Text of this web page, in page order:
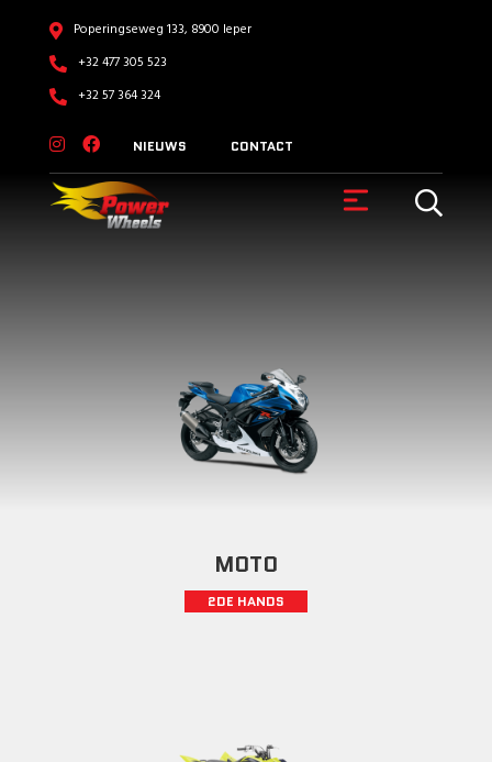
Poperingseweg 133, 8900 Ieper
+32 477 305 523
+32 57 364 324
NIEUWS CONTACT
MOTO
2DE HANDS